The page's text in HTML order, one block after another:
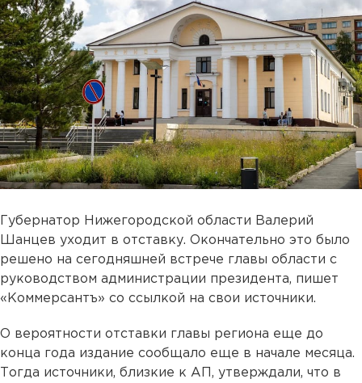
Губернатор Нижегородской области Валерий
Шанцев уходит в отставку. Окончательно это было
решено на сегодняшней встрече главы области с
руководством администрации президента, пишет
«Коммерсантъ» со ссылкой на свои источники.
О вероятности отставки главы региона еще до
конца года издание сообщало еще в начале месяца.
Тогда источники, близкие к АП, утверждали, что в